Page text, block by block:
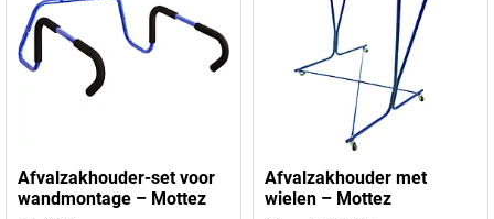
Afvalzakhouder-set voor
wandmontage – Mottez
Afvalzakhouder met
wielen – Mottez